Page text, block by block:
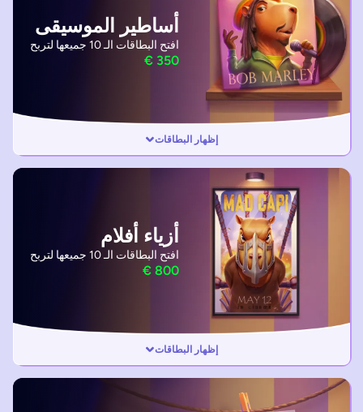
أساطير الموسيقى
افتح البطاقات الـ 10 جميعها لتربح
إظهار البطاقات
أزياء أفلام
افتح البطاقات الـ 10 جميعها لتربح
إظهار البطاقات